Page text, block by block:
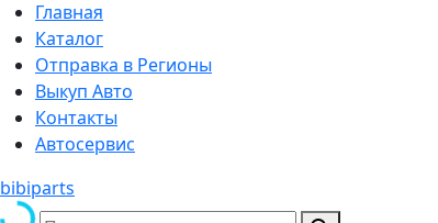
Главная
Каталог
Отправка в Регионы
Выкуп Авто
Контакты
Автосервис
bibiparts